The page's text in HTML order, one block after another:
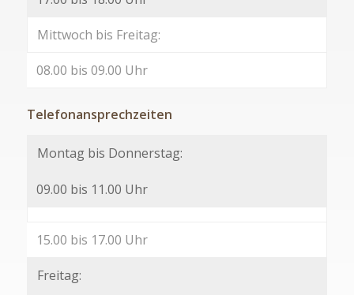
Mittwoch bis Freitag:
08.00 bis 09.00 Uhr
Telefonansprechzeiten
Montag bis Donnerstag:
09.00 bis 11.00 Uhr
15.00 bis 17.00 Uhr
Freitag: